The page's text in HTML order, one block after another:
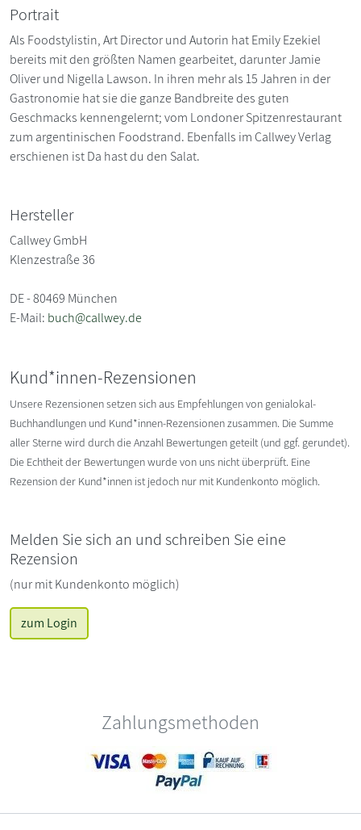
Portrait
Als Foodstylistin, Art Director und Autorin hat Emily Ezekiel
bereits mit den größten Namen gearbeitet, darunter Jamie
Oliver und Nigella Lawson. In ihren mehr als 15 Jahren in der
Gastronomie hat sie die ganze Bandbreite des guten
Geschmacks kennengelernt; vom Londoner Spitzenrestaurant
zum argentinischen Foodstrand. Ebenfalls im Callwey Verlag
erschienen ist Da hast du den Salat.
Hersteller
Callwey GmbH
Klenzestraße 36
DE - 80469 München
E-Mail: buch@callwey.de
Kund*innen-Rezensionen
Unsere Rezensionen setzen sich aus Empfehlungen von genialokal-
Buchhandlungen und Kund*innen-Rezensionen zusammen. Die Summe
aller Sterne wird durch die Anzahl Bewertungen geteilt (und ggf. gerundet).
Die Echtheit der Bewertungen wurde von uns nicht überprüft. Eine
Rezension der Kund*innen ist jedoch nur mit Kundenkonto möglich.
Melden Sie sich an und schreiben Sie eine
Rezension
(nur mit Kundenkonto möglich)
zum Login
Zahlungsmethoden